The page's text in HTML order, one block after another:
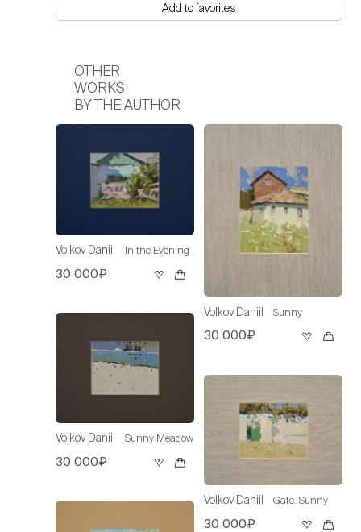
Add to favorites
OTHER
WORKS
BY THE AUTHOR
Volkov Daniil In the Evening
30 000₽
Volkov Daniil Sunny Meadow
30 000₽
Volkov Daniil Sunny
30 000₽
Volkov Daniil Gate. Sunny
30 000₽